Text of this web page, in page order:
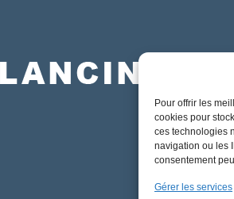
Pour offrir les
cookies pour
ces technologies
navigation ou les
consentement
Gérer les services